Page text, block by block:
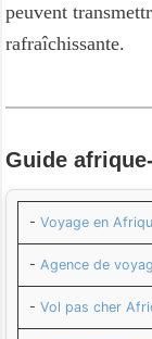
peuvent
rafraîchissante.
Guide
- Voyage en
- Agence de
- Vol pas cher